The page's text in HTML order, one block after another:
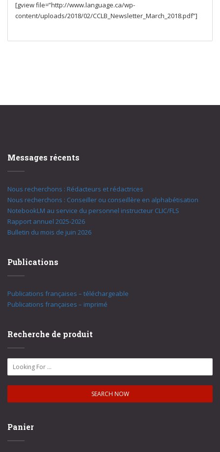
[gview file=”http://www.language.ca/wp-
content/uploads/2018/02/CCLB_Newsletter_March_2018.pdf”]
Messages récents
Nous recherchons : Rédacteurs et rédactrices
Nous recherchons : Conseiller ou conseillère en alphabétisation
NotebookLM au service du personnel instructeur CLIC/FLS
Rapport annuel 2025-2026
Bulletin du mois de juin 2026
Publications
Publications françaises – téléchargeable
Publications françaises – imprimé
Recherche de produit
Panier